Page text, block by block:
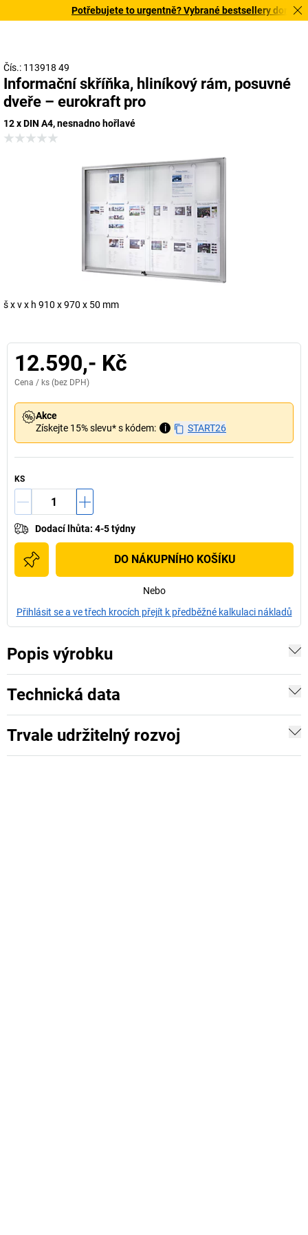
Potřebujete to urgentně? Vybrané bestsellery
Čís.: 113918 49
Informační skříňka, hliníkový rám, posuvné
dveře – eurokraft pro
12 x DIN A4, nesnadno hořlavé
š x v x h 910 x 970 x 50 mm
12.590,- Kč
Cena / ks (bez DPH)
Akce
Získejte 15% slevu* s kódem:
i START26
KS
Dodací lhůta: 4-5 týdny
DO NÁKUPNÍHO KOŠÍKU
Nebo
Přihlásit se a ve třech krocích přejít k předběžné kalkulaci nákladů
Popis výrobku
Technická data
Trvale udržitelný rozvoj